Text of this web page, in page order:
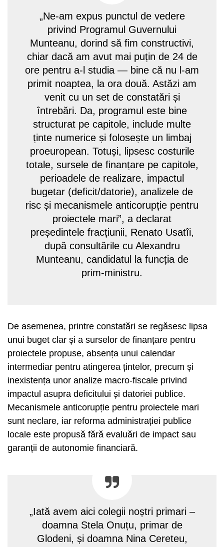
„Ne-am expus punctul de vedere
privind Programul Guvernului
Munteanu, dorind să fim constructivi,
chiar dacă am avut mai puțin de 24 de
ore pentru a-l studia — bine că nu l-am
primit noaptea, la ora două. Astăzi am
venit cu un set de constatări și
întrebări. Da, programul este bine
structurat pe capitole, include multe
ținte numerice și folosește un limbaj
proeuropean. Totuși, lipsesc costurile
totale, sursele de finanțare pe capitole,
perioadele de realizare, impactul
bugetar (deficit/datorie), analizele de
risc și mecanismele anticorupție pentru
proiectele mari”, a declarat
președintele fracțiunii, Renato Usatîi,
după consultările cu Alexandru
Munteanu, candidatul la funcția de
prim-ministru.
De asemenea, printre constatări se regăsesc lipsa
unui buget clar și a surselor de finanțare pentru
proiectele propuse, absența unui calendar
intermediar pentru atingerea țintelor, precum și
inexistența unor analize macro-fiscale privind
impactul asupra deficitului și datoriei publice.
Mecanismele anticorupție pentru proiectele mari
sunt neclare, iar reforma administrației publice
locale este propusă fără evaluări de impact sau
garanții de autonomie financiară.
„Iată avem aici colegii noștri primari –
doamna Stela Onuțu, primar de
Glodeni, și doamna Nina Cereteu,